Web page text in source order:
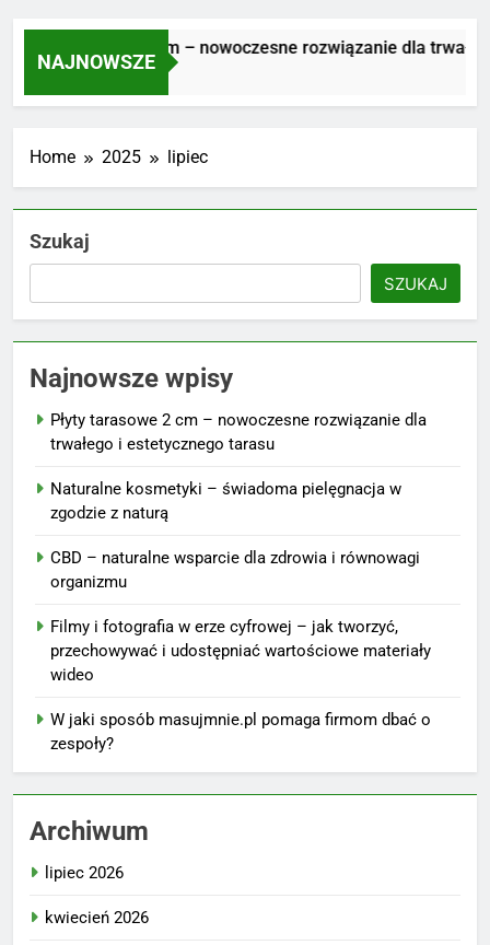
NAJNOWSZE
tarasowe 2 cm – nowoczesne rozwiązanie dla trwałego
Tydzień Ago
Home 2025 lipiec
Szukaj
SZUKAJ
Najnowsze wpisy
Płyty tarasowe 2 cm – nowoczesne rozwiązanie dla
trwałego i estetycznego tarasu
Naturalne kosmetyki – świadoma pielęgnacja w
zgodzie z naturą
CBD – naturalne wsparcie dla zdrowia i równowagi
organizmu
Filmy i fotografia w erze cyfrowej – jak tworzyć,
przechowywać i udostępniać wartościowe materiały
wideo
W jaki sposób masujmnie.pl pomaga firmom dbać o
zespoły?
Archiwum
lipiec 2026
kwiecień 2026